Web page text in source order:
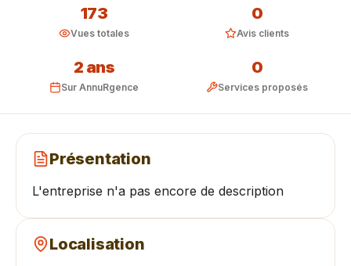
173
Vues totales
0
Avis clients
2 ans
Sur AnnuRgence
0
Services proposés
Présentation
L'entreprise n'a pas encore de description
Localisation